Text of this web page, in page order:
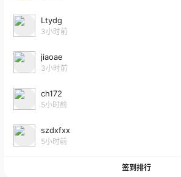
Ltydg
3小时前
jiaoae
3小时前
ch172
5小时前
szdxfxx
5小时前
签到排行